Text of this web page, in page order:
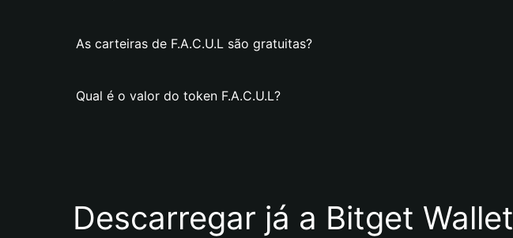
As carteiras de F.A.C.U.L são gratuitas?
Qual é o valor do token F.A.C.U.L?
Descarregar já a Bitget Wallet